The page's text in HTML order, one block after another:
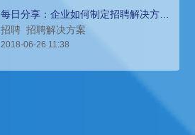
每日分享：企业如何制定招聘解决方
案，提高招聘效率和质量
招聘 招聘解决方案
2018-06-26 11:38